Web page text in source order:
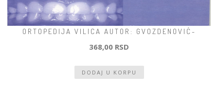
ORTOPEDIJA VILICA AUTOR: GVOZDENOVIĆ-
368,00 RSD